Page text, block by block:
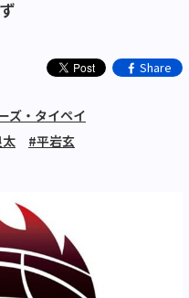
Share
ズ・タイペイ
#平岩玄